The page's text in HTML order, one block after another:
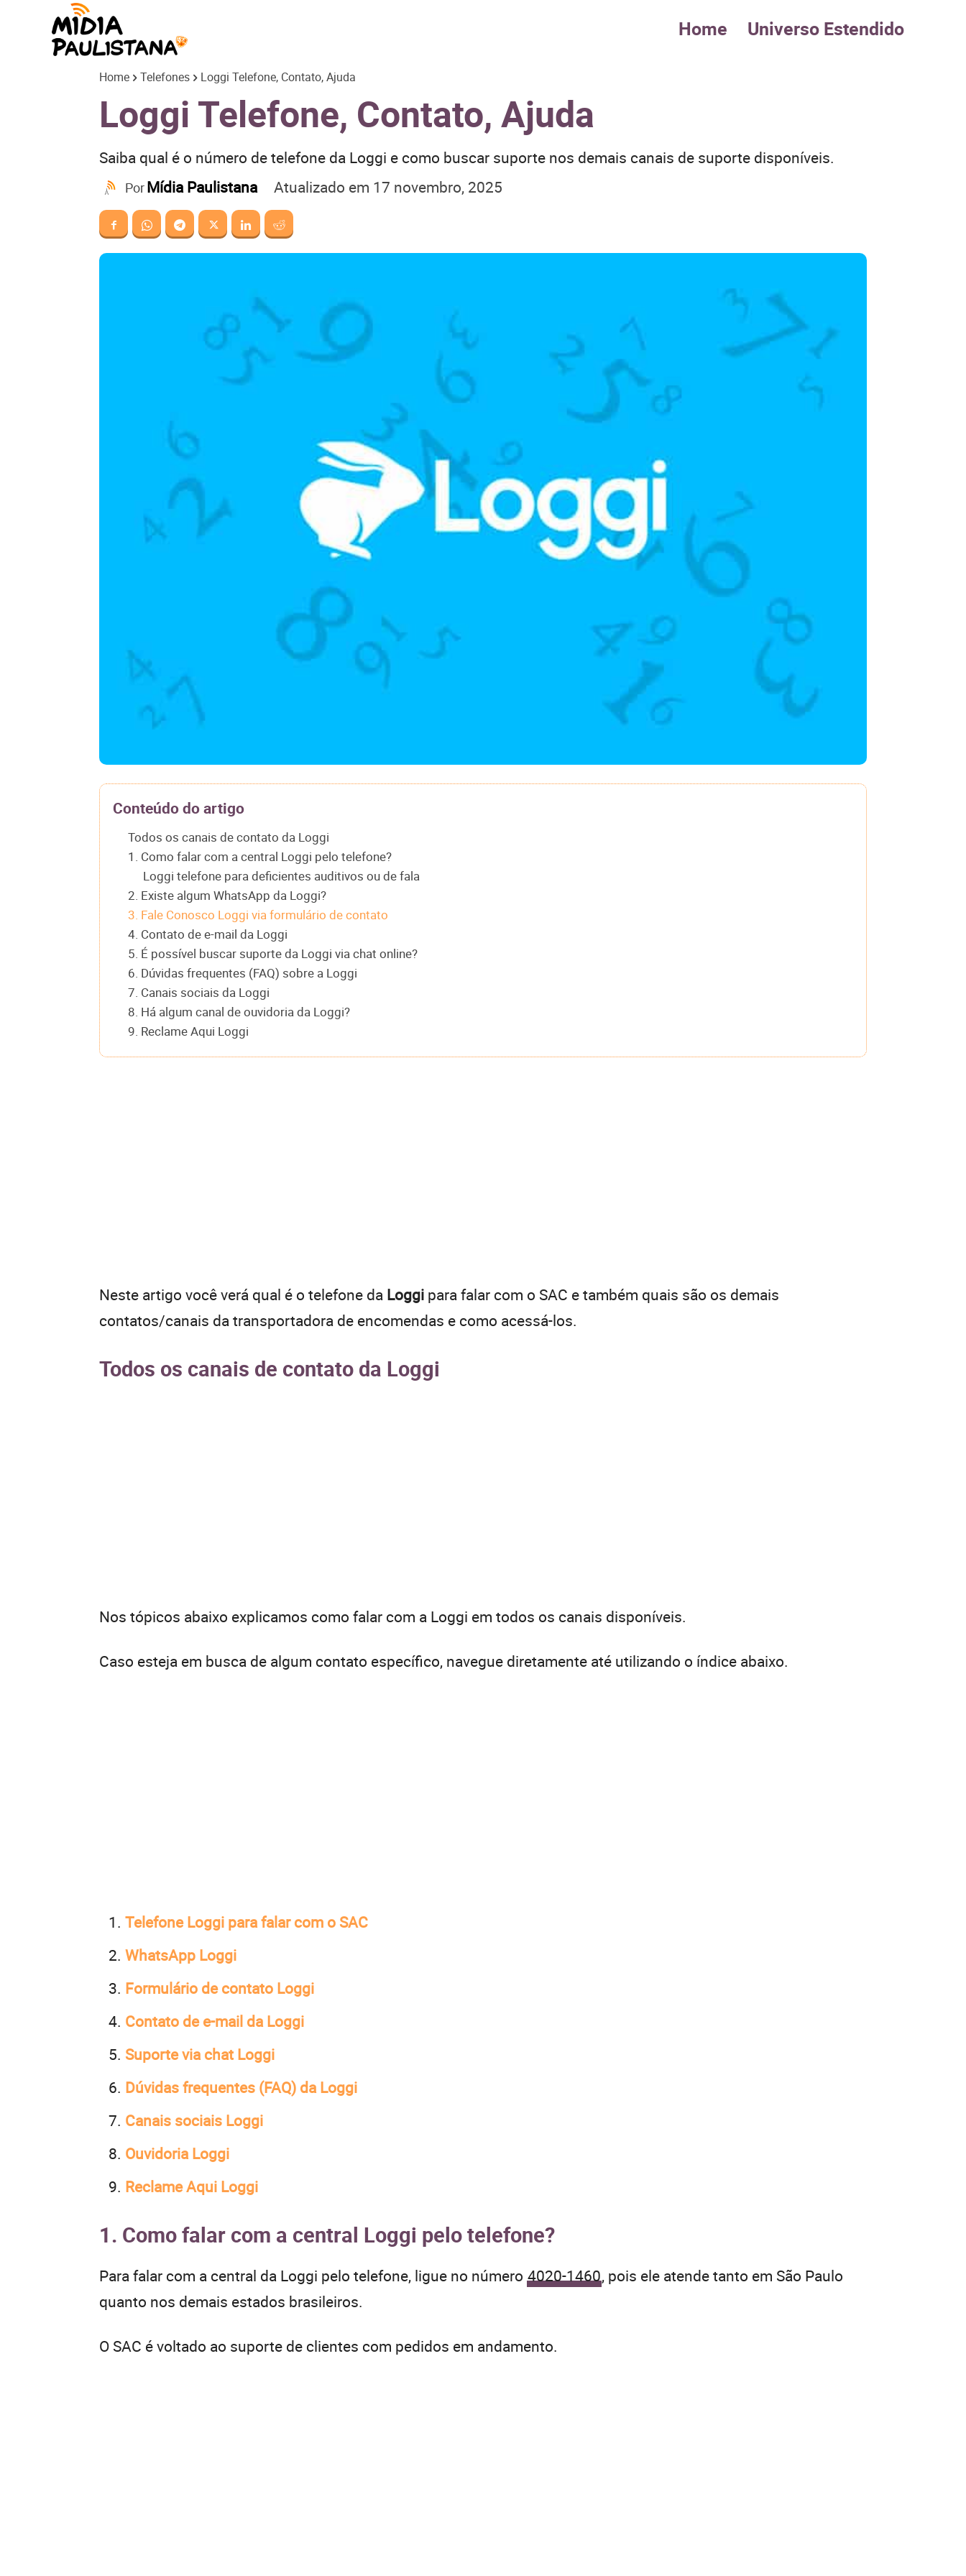
Paulistana
Home Universo Estendido
Home Telefones Loggi Telefone, Contato, Ajuda
Loggi Telefone, Contato, Ajuda
Saiba qual é o número de telefone da Loggi e como buscar suporte nos demais canais de suporte disponíveis.
PorMídia Paulistana Atualizado em 17 novembro, 2025
Conteúdo do artigo
Todos os canais de contato da Loggi
1. Como falar com a central Loggi pelo telefone?
Loggi telefone para deficientes auditivos ou de fala
2. Existe algum WhatsApp da Loggi?
3. Fale Conosco Loggi via formulário de contato
4. Contato de e-mail da Loggi
5. É possível buscar suporte da Loggi via chat online?
6. Dúvidas frequentes (FAQ) sobre a Loggi
7. Canais sociais da Loggi
8. Há algum canal de ouvidoria da Loggi?
9. Reclame Aqui Loggi
Neste artigo você verá qual é o telefone da Loggi para falar com o SAC e também quais são os demais
contatos/canais da transportadora de encomendas e como acessá-los.
Todos os canais de contato da Loggi
Nos tópicos abaixo explicamos como falar com a Loggi em todos os canais disponíveis.
Caso esteja em busca de algum contato específico, navegue diretamente até utilizando o índice abaixo.
Telefone Loggi para falar com o SAC
WhatsApp Loggi
Formulário de contato Loggi
Contato de e-mail da Loggi
Suporte via chat Loggi
Dúvidas frequentes (FAQ) da Loggi
Canais sociais Loggi
Ouvidoria Loggi
Reclame Aqui Loggi
1. Como falar com a central Loggi pelo telefone?
Para falar com a central da Loggi pelo telefone, ligue no número 4020-1460, pois ele atende tanto em São Paulo
quanto nos demais estados brasileiros.
O SAC é voltado ao suporte de clientes com pedidos em andamento.